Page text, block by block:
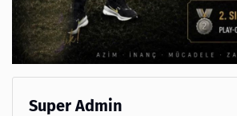
Super Admin